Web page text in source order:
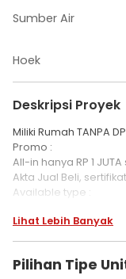
Sumber Air
Hoek
Deskripsi Proyek
Miliki Rumah TANPA
Promo :
All-in hanya RP 1
Akta Jual Beli, sertifikat
Available type :
Booking Fee Rp
- Mushola dalam
Lihat Lebih Banyak
Pilihan Tipe